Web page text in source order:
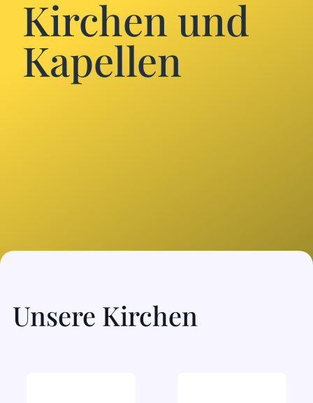
Kirchen und
Kapellen
Unsere Kirchen